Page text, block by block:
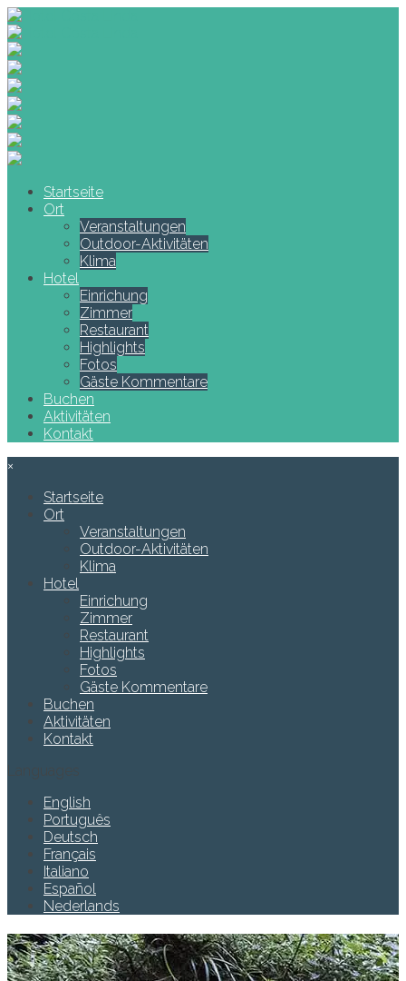
Startseite
Ort
Veranstaltungen
Outdoor-Aktivitäten
Klima
Hotel
Einrichung
Zimmer
Restaurant
Highlights
Fotos
Gäste Kommentare
Buchen
Aktivitäten
Kontakt
×
Startseite
Ort
Veranstaltungen
Outdoor-Aktivitäten
Klima
Hotel
Einrichung
Zimmer
Restaurant
Highlights
Fotos
Gäste Kommentare
Buchen
Aktivitäten
Kontakt
English
Português
Deutsch
Français
Italiano
Español
Nederlands